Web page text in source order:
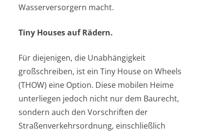
Wasserversorgern macht.
Tiny Houses auf Rädern.
Für diejenigen, die Unabhängigkeit
großschreiben, ist ein Tiny House on Wheels
(THOW) eine Option. Diese mobilen Heime
unterliegen jedoch nicht nur dem Baurecht,
sondern auch den Vorschriften der
Straßenverkehrsordnung, einschließlich